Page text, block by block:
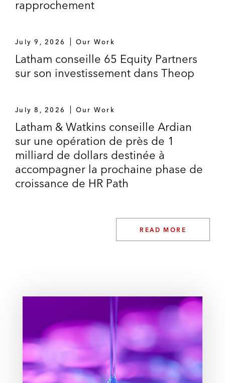
rapprochement
July 9, 2026 Our Work
Latham conseille 65 Equity Partners
sur son investissement dans Theop
July 8, 2026 Our Work
Latham & Watkins conseille Ardian
sur une opération de près de 1
milliard de dollars destinée à
accompagner la prochaine phase de
croissance de HR Path
READ MORE